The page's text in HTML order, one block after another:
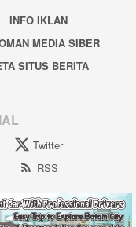
INFO IKLAN
MEDIA SIBER
SITUS BERITA
Twitter
RSS